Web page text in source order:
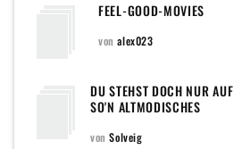
FEEL-GOOD-MOVIES
vonalex023
DU STEHST DOCH NUR AUF
SO'N ALTMODISCHES
vonSolveig